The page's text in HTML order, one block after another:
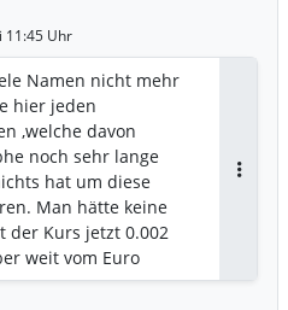
11:45 Uhr
Namen nicht mehr
hier jeden
,welche davon
noch sehr lange
hat um diese
Man hätte keine
der Kurs jetzt 0.002
weit vom Euro